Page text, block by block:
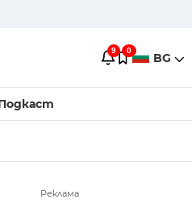
9 0 BG
Реклама